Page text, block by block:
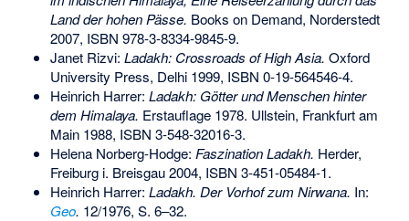
Land der hohen Pässe. Books on Demand, Norderstedt
2007, ISBN 978-3-8334-9845-9.
Janet Rizvi: Ladakh: Crossroads of High Asia. Oxford
University Press, Delhi 1999, ISBN 0-19-564546-4.
Heinrich Harrer: Ladakh: Götter und Menschen hinter
dem Himalaya. Erstauflage 1978. Ullstein, Frankfurt am
Main 1988, ISBN 3-548-32016-3.
Helena Norberg-Hodge: Faszination Ladakh. Herder,
Freiburg i. Breisgau 2004, ISBN 3-451-05484-1.
Heinrich Harrer: Ladakh. Der Vorhof zum Nirwana. In:
Geo. 12/1976, S. 6–32.